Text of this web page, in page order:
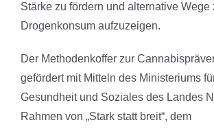
Stärke zu fördern und alternative Wege
Drogenkonsum aufzuzeigen.
Der Methodenkoffer zur
gefördert mit Mitteln des Ministeriums
Gesundheit und Soziales des Landes
Rahmen von „Stark statt breit“, dem